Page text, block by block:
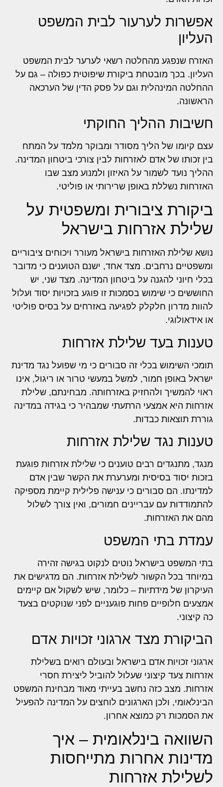
אפשרות לערעור לבית המשפט
העליון
האזרח שנפגע מהחלטה רשאי לערער לבית המשפט
העליון. בכך מובטחת ביקורת שיפוטית כפולה – גם על
ההחלטה המינהלית וגם על פסק הדין של הערכאה
הראשונה.
חשיבות ההליך החוקתי
עצם קיומו של הליך מסודר ומבוקר מלמד על המתח
בין זכותו של אדם לאזרחות לבין צורכי ביטחון המדינה.
ההליך נועד לשמור על האיזון ולמנוע מצב שבו
האזרחות נשללת באופן שרירותי או פוליטי.
ביקורת ציבורית ומשפטית על
שלילת אזרחות בישראל
נושא שלילת האזרחות בישראל מעורר ויכוחים ציבוריים
ומשפטיים נרחבים. מצד אחד, ישנם הטוענים כי מדובר
בכלי חיוני להגנה על ביטחון המדינה. מצד שני, יש
החוששים כי שימוש בסמכות זו פוגע בזכויות יסוד ועלול
להוות מדרון חלקלק לפגיעה באזרחים על בסיס פוליטי
או אידאולוגי.
טענות בעד שלילת אזרחות
תומכי השימוש בכלי זה סבורים כי מי שפועל נגד מדינת
ישראל באופן חמור, למשל במעשי טרור או ריגול, אינו
ראוי להמשיך ולהחזיק באזרחותה. מבחינתם, שלילת
אזרחות היא אמצעי הרתעתי שמבהיר כי בגידה במדינה
גוררת תוצאות כבדות.
טענות נגד שלילת אזרחות
מנגד, מתנגדים רבים טוענים כי שלילת אזרחות פוגעת
בזכות יסוד בסיסית ומערערת את הקשר שבין אדם
למדינתו. הם סבורים כי ענישה פלילית קיימת מספיקה
להתמודדות עם עבריינים חמורים, ואין צורך לשלול
מהם את האזרחות.
עמדת בתי המשפט
בתי המשפט בישראל נוטים לנקוט בגישה זהירה
במיוחד בכל הקשור לשלילת אזרחות. הם מדגישים את
העיקרון של מידתיות – כלומר, שיש לשקול אם קיימים
אמצעים חלופיים פחות פוגעניים לפני שנוקטים בצעד
כה קיצוני.
הביקורת מצד ארגוני זכויות אדם
ארגוני זכויות אדם בישראל ובעולם רואים בשלילת
אזרחות צעד קיצוני שעלול להוביל ליצירת חסרי
אזרחות. מצב כזה נחשב בעייתי מאוד מבחינת המשפט
הבינלאומי, ולכן הארגונים לוחצים על המדינה להפעיל
את הסמכות רק כמוצא אחרון.
השוואה בינלאומית – איך
מדינות אחרות מתייחסות
לשלילת אזרחות